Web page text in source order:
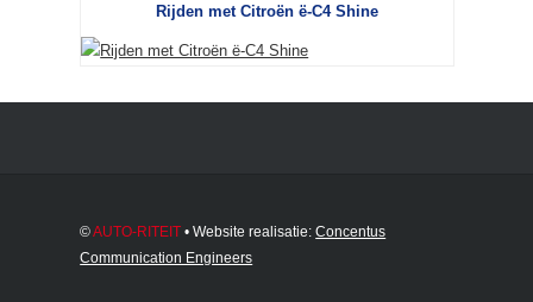
Rijden met Citroën ë-C4 Shine
©AUTO-RITEIT • Website realisatie:Concentus
Communication Engineers